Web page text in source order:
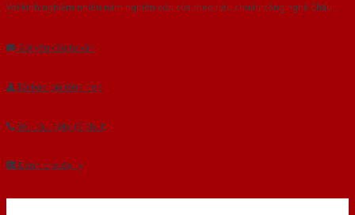
Với kinh nghiệm nhiêu năm nghiên cứu cửa theo tiêu chuẩn công nghệ Châu
Gửi yêu cầu tư vấn
Tải báo giá tổng hợp
Yêu cầu gọi lại (3 phút)
Dành cho đại lý